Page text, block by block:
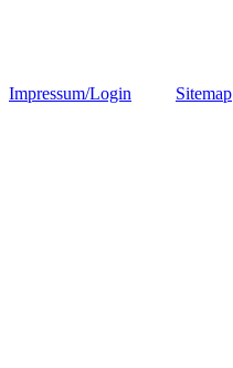
Impressum/Login Sitemap